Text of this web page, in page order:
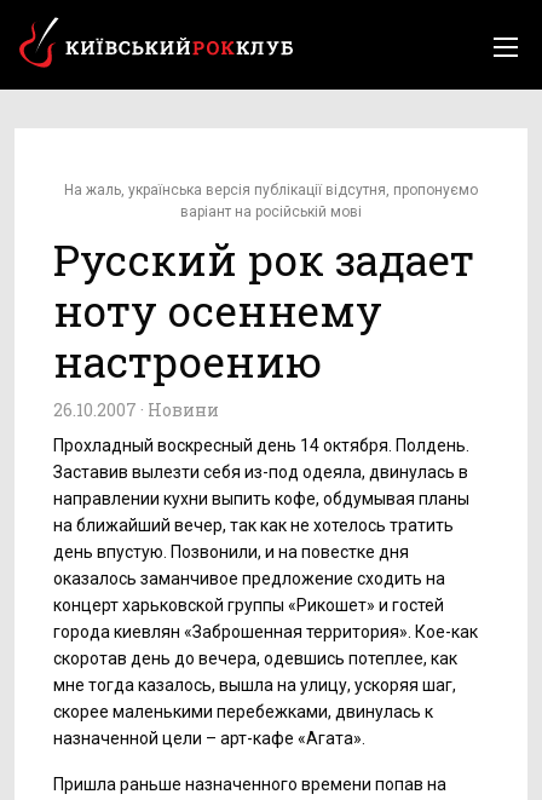
На жаль, українська версія публікації відсутня, пропонуємо
варіант на російській мові
Русский рок задает
ноту осеннему
настроению
26.10.2007 · Новини
Прохладный воскресный день 14 октября. Полдень.
Заставив вылезти себя из-под одеяла, двинулась в
направлении кухни выпить кофе, обдумывая планы
на ближайший вечер, так как не хотелось тратить
день впустую. Позвонили, и на повестке дня
оказалось заманчивое предложение сходить на
концерт харьковской группы «Рикошет» и гостей
города киевлян «Заброшенная территория». Кое-как
скоротав день до вечера, одевшись потеплее, как
мне тогда казалось, вышла на улицу, ускоряя шаг,
скорее маленькими перебежками, двинулась к
назначенной цели – арт-кафе «Агата».
Пришла раньше назначенного времени попав на